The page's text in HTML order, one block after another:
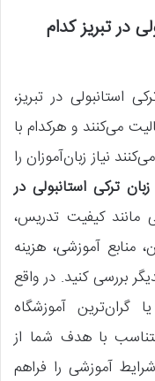
در تبریز کدام
استانبولی در تبریز،
می‌کنند و هرکدام با
نیاز زبان‌آموزان را
ترکی استانبولی در
مانند کیفیت تدریس،
منابع آموزشی، هزینه
بررسی کنید. در واقع
گران‌ترین آموزشگاه
با هدف شما از
آموزشی را فراهم